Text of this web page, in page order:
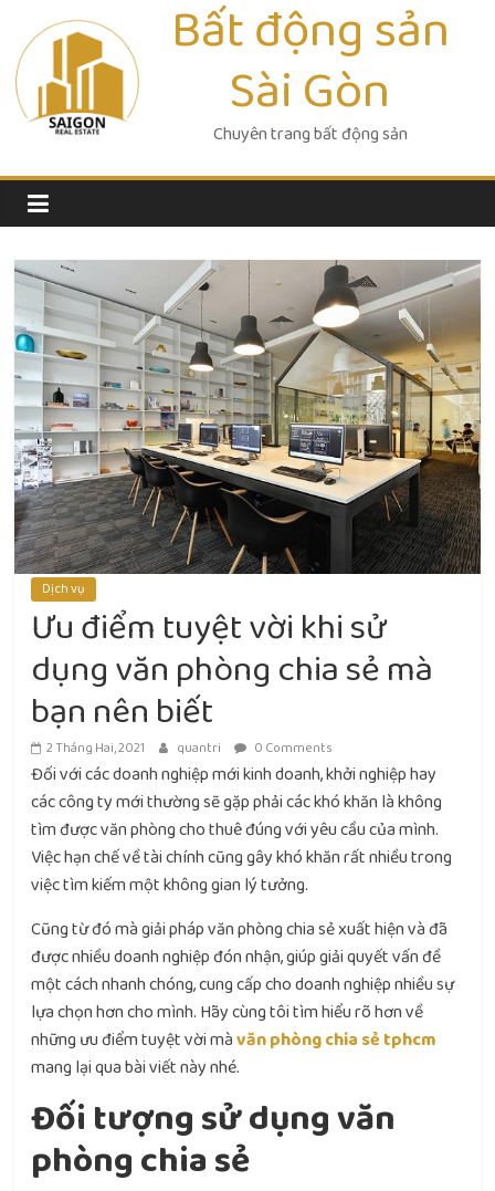
content
Bất động sản
Sài Gòn
Chuyên trang bất động sản
Dịch vụ
Ưu điểm tuyệt vời khi sử
dụng văn phòng chia sẻ mà
bạn nên biết
2 Tháng Hai, 2021 quantri 0 Comments
Đối với các doanh nghiệp mới kinh doanh, khởi nghiệp hay
các công ty mới thường sẽ gặp phải các khó khăn là không
tìm được văn phòng cho thuê đúng với yêu cầu của mình.
Việc hạn chế về tài chính cũng gây khó khăn rất nhiều trong
việc tìm kiếm một không gian lý tưởng.
Cũng từ đó mà giải pháp văn phòng chia sẻ xuất hiện và đã
được nhiều doanh nghiệp đón nhận, giúp giải quyết vấn đề
một cách nhanh chóng, cung cấp cho doanh nghiệp nhiều sự
lựa chọn hơn cho mình. Hãy cùng tôi tìm hiểu rõ hơn về
những ưu điểm tuyệt vời màvăn phòng chia sẻ tphcm
mang lại qua bài viết này nhé.
Đối tượng sử dụng văn
phòng chia sẻ